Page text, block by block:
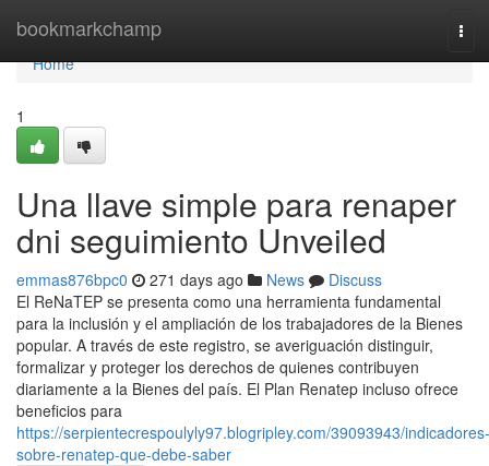
bookmarkchamp
Home
Home
1
Una llave simple para renaper
dni seguimiento Unveiled
emmas876bpc0 271 days ago News
Discuss
El⁣ ReNaTEP se presenta como ‍una ⁣herramienta fundamental
para la inclusión y el ampliación de los trabajadores de la Bienes
popular. ⁣A través de este registro,⁣ se averiguación distinguir,
formalizar y proteger los derechos de quienes contribuyen
diariamente a la Bienes del país. El Plan Renatep incluso ofrece
beneficios para
https://serpientecrespoulyly97.blogripley.com/39093943/indicadores-
sobre-renatep-que-debe-saber